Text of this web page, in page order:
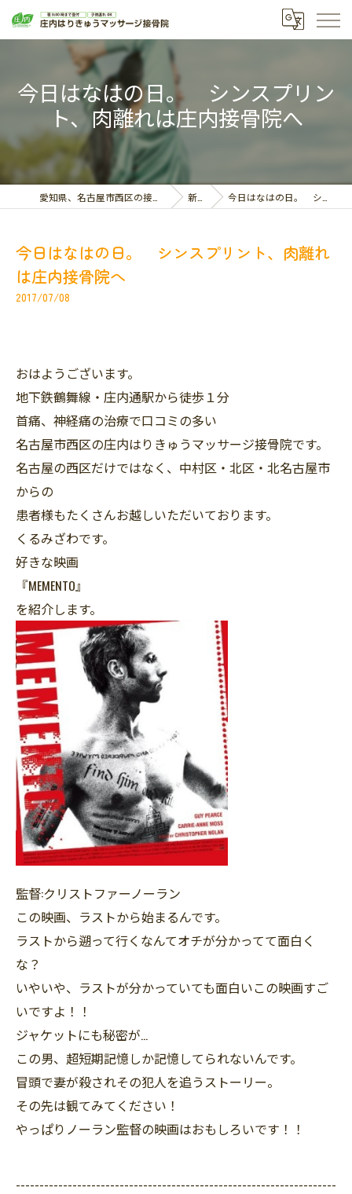
今日はなはの日。 シンスプリン
ト、肉離れは庄内接骨院へ
新着情報 今日はなはの日。 シンスプリント、肉離れは庄内接骨院へ
今日はなはの日。 シンスプリント、肉離れ
は庄内接骨院へ
2017/07/08
おはようございます。
地下鉄鶴舞線・庄内通駅から徒歩１分
首痛、神経痛の治療で口コミの多い
名古屋市西区の庄内はりきゅうマッサージ接骨院です。
名古屋の西区だけではなく、中村区・北区・北名古屋市
からの
患者様もたくさんお越しいただいております。
くるみざわです。
好きな映画
『MEMENTO』
を紹介します。
監督:クリストファーノーラン
この映画、ラストから始まるんです。
ラストから遡って行くなんてオチが分かってて面白く
な？
いやいや、ラストが分かっていても面白いこの映画すご
いですよ！！
ジャケットにも秘密が…
この男、超短期記憶しか記憶してられないんです。
冒頭で妻が殺されその犯人を追うストーリー。
その先は観てみてください！
やっぱりノーラン監督の映画はおもしろいです！！
--------------------------------------------------------------------